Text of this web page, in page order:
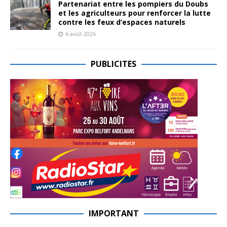
Partenariat entre les pompiers du Doubs
et les agriculteurs pour renforcer la lutte
contre les feux d’espaces naturels
6 août 2026
PUBLICITES
IMPORTANT